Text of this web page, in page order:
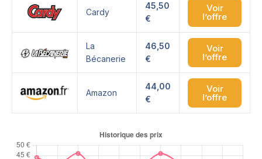
Cardy
45,50
€
Voir
l’offre
La
Bécanerie
46,50
€
Voir
l’offre
Amazon
44,00
€
Voir
l’offre